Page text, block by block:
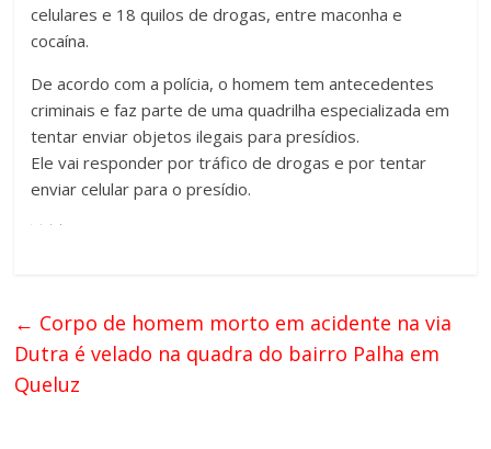
celulares e 18 quilos de drogas, entre maconha e
cocaína.
De acordo com a polícia, o homem tem antecedentes
criminais e faz parte de uma quadrilha especializada em
tentar enviar objetos ilegais para presídios.
Ele vai responder por tráfico de drogas e por tentar
enviar celular para o presídio.
← Corpo de homem morto em acidente na via
Dutra é velado na quadra do bairro Palha em
Queluz